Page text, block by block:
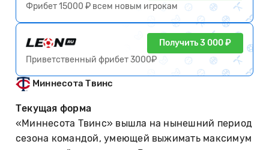
Фрибет 15000 ₽ всем новым игрокам
Получить 3 000 ₽
Приветственный фрибет 3000₽
Миннесота Твинс
Текущая форма
«Миннесота Твинс» вышла на нынешний период
сезона командой, умеющей выжимать максимум